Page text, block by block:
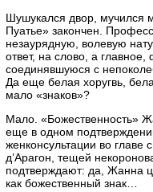
Шушукался двор, мучился
Пуатье» закончен.
незаурядную, волевую
ответ, на слово, а
соединявшуюся с
Да еще белая хоругвь,
мало «знаков»?
Мало. «Божественность»
еще в одном
женконсультации во главе
д’Арагон, тещей
подтверждают: да, Жанна
как божественный знак…